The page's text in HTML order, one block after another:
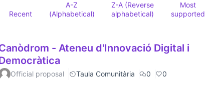
Recent
A-Z
(Alphabetical)
Z-A (Reverse
alphabetical)
Most
supported
- Ateneu d'Innovació Digital i
Official proposal Taula Comunitària 0 0